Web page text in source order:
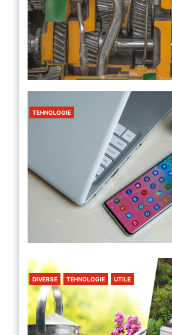
TEHNOLOGIE
DIVERSE TEHNOLOGIE UTILE